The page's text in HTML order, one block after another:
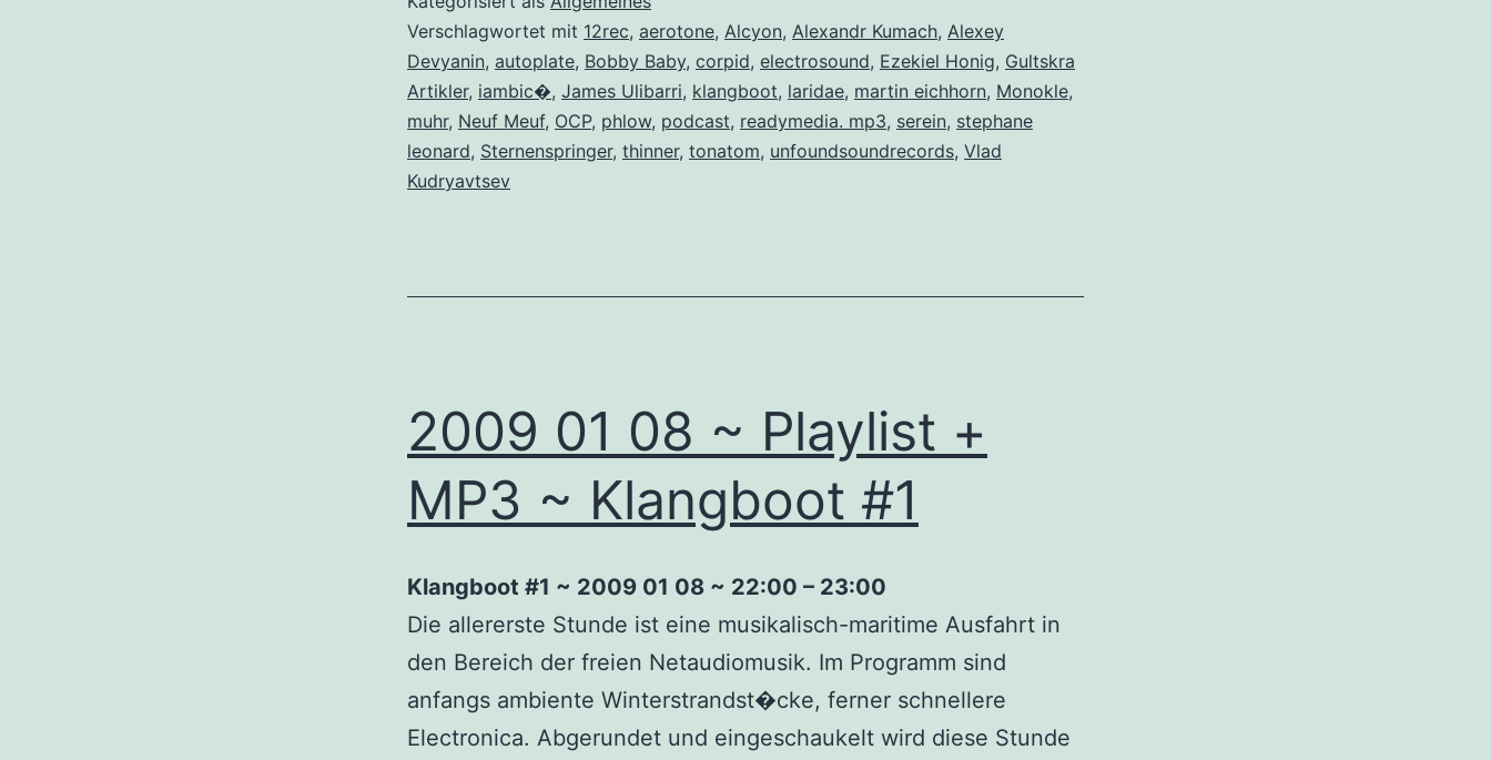
Verschlagwortet mit 12rec, aerotone, Alcyon, Alexandr Kumach, Alexey
Devyanin, autoplate, Bobby Baby, corpid, electrosound, Ezekiel Honig, Gultskra
Artikler, iambic�, James Ulibarri, klangboot, laridae, martin eichhorn, Monokle,
muhr, Neuf Meuf, OCP, phlow, podcast, readymedia. mp3, serein, stephane
leonard, Sternenspringer, thinner, tonatom, unfoundsoundrecords, Vlad
Kudryavtsev
2009 01 08 ~ Playlist +
MP3 ~ Klangboot #1
Klangboot #1 ~ 2009 01 08 ~ 22:00 – 23:00
Die allererste Stunde ist eine musikalisch-maritime Ausfahrt in
den Bereich der freien Netaudiomusik. Im Programm sind
anfangs ambiente Winterstrandst�cke, ferner schnellere
Electronica. Abgerundet und eingeschaukelt wird diese Stunde